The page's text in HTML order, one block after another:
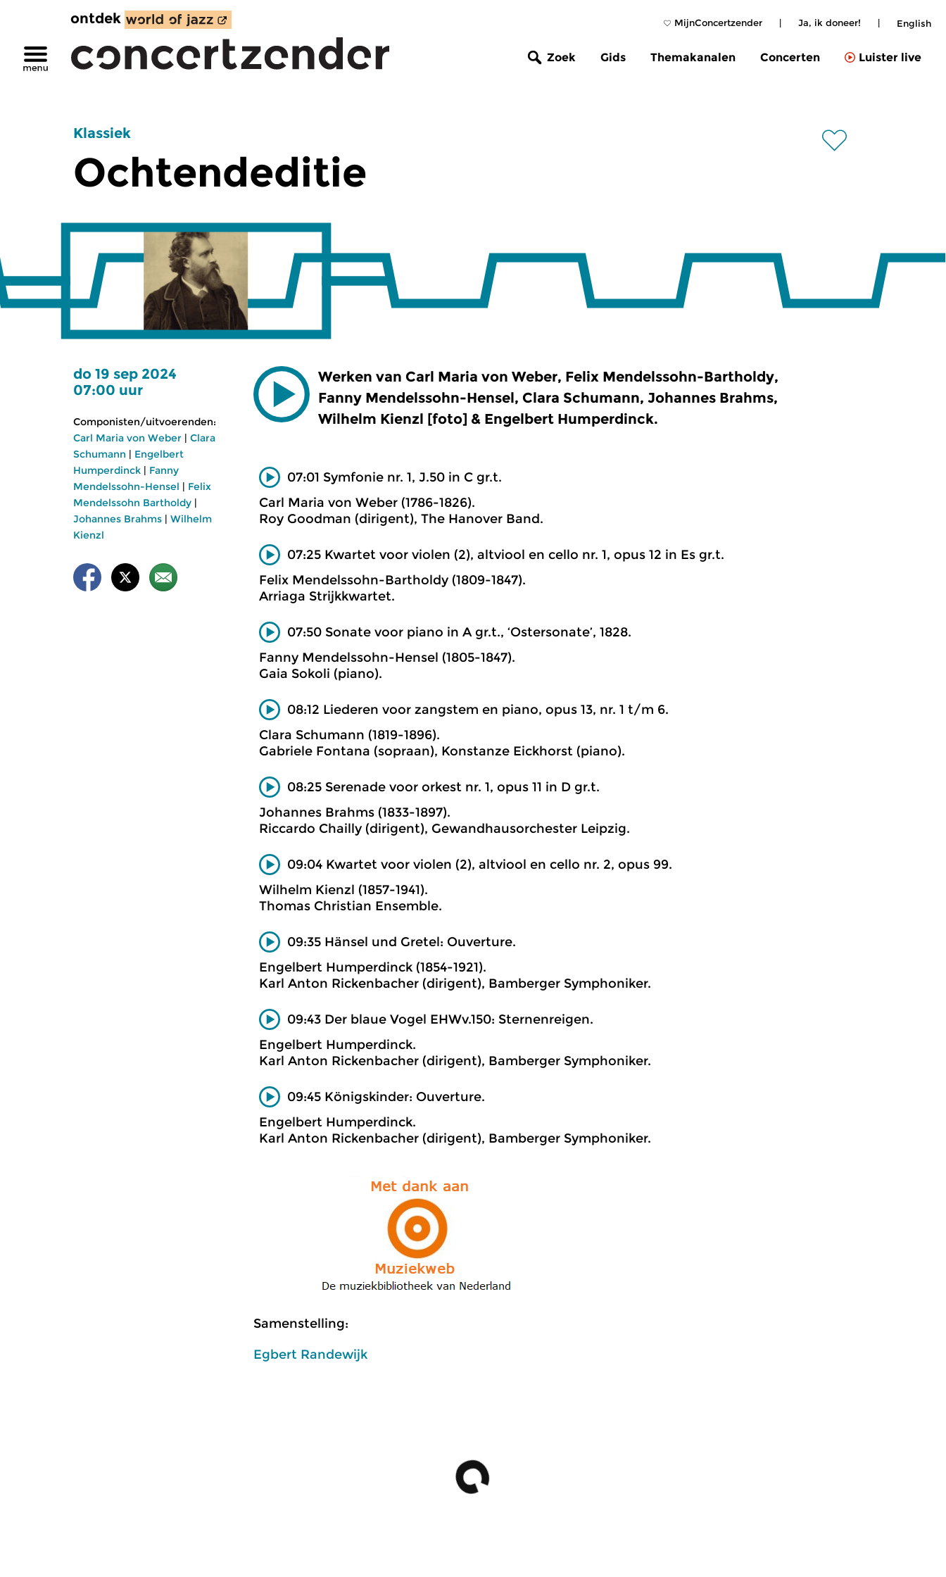
MijnConcertzender | Ja, ik doneer! | English
ontdek
Zoek Gids Themakanalen Concerten Luister live
Klassiek
Ochtendeditie
do 19 sep 2024
07:00 uur
Componisten/uitvoerenden:
Carl Maria von Weber | Clara
Schumann | Engelbert
Humperdinck | Fanny
Mendelssohn-Hensel | Felix
Mendelssohn Bartholdy |
Johannes Brahms | Wilhelm
Kienzl
Werken van Carl Maria von Weber, Felix Mendelssohn-Bartholdy,
Fanny Mendelssohn-Hensel, Clara Schumann, Johannes Brahms,
Wilhelm Kienzl [foto] & Engelbert Humperdinck.
07:01 Symfonie nr. 1, J.50 in C gr.t.
Carl Maria von Weber (1786-1826).
Roy Goodman (dirigent), The Hanover Band.
07:25 Kwartet voor violen (2), altviool en cello nr. 1, opus 12 in Es gr.t.
Felix Mendelssohn-Bartholdy (1809-1847).
Arriaga Strijkkwartet.
07:50 Sonate voor piano in A gr.t., ‘Ostersonate’, 1828.
Fanny Mendelssohn-Hensel (1805-1847).
Gaia Sokoli (piano).
08:12 Liederen voor zangstem en piano, opus 13, nr. 1 t/m 6.
Clara Schumann (1819-1896).
Gabriele Fontana (sopraan), Konstanze Eickhorst (piano).
08:25 Serenade voor orkest nr. 1, opus 11 in D gr.t.
Johannes Brahms (1833-1897).
Riccardo Chailly (dirigent), Gewandhausorchester Leipzig.
09:04 Kwartet voor violen (2), altviool en cello nr. 2, opus 99.
Wilhelm Kienzl (1857-1941).
Thomas Christian Ensemble.
09:35 Hänsel und Gretel: Ouverture.
Engelbert Humperdinck (1854-1921).
Karl Anton Rickenbacher (dirigent), Bamberger Symphoniker.
09:43 Der blaue Vogel EHWv.150: Sternenreigen.
Engelbert Humperdinck.
Karl Anton Rickenbacher (dirigent), Bamberger Symphoniker.
09:45 Königskinder: Ouverture.
Engelbert Humperdinck.
Karl Anton Rickenbacher (dirigent), Bamberger Symphoniker.
Samenstelling:
Egbert Randewijk